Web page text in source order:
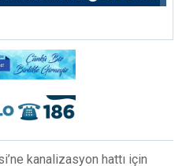
kanalizasyon hattı için